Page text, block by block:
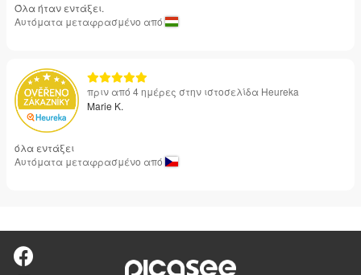
Όλα ήταν εντάξει.
Αυτόματα μεταφρασμένο από
πριν από 4 ημέρες στην ιστοσελίδα Heureka
Marie K.
όλα εντάξει
Αυτόματα μεταφρασμένο από